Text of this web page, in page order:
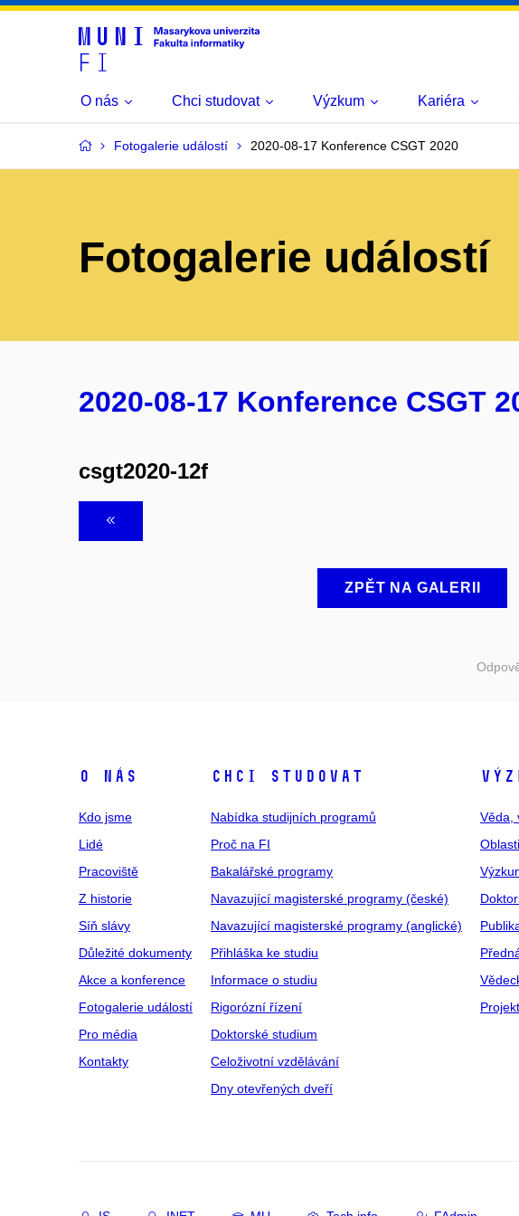
O nás Chci studovat Výzkum Kariéra
Fotogalerie událostí 2020-08-17 Konference CSGT 2020
Fotogalerie událostí
2020-08-17 Konference CSGT
csgt2020-12f
ZPĚT NA GALERII
O NÁS
Kdo jsme
Lidé
Pracoviště
Z historie
Síň slávy
Důležité dokumenty
Akce a konference
Fotogalerie událostí
Pro média
Kontakty
CHCI STUDOVAT
Nabídka studijních programů
Proč na FI
Bakalářské programy
Navazující magisterské programy (české)
Navazující magisterské programy (anglické)
Přihláška ke studiu
Informace o studiu
Rigorózní řízení
Doktorské studium
Celoživotní vzdělávání
Dny otevřených dveří
Věda,